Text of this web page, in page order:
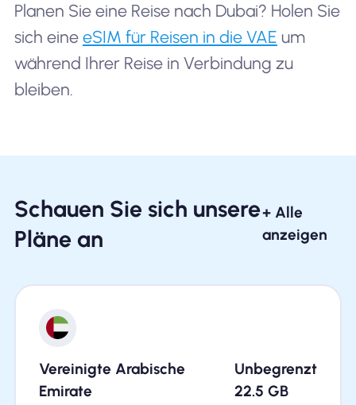
Planen Sie eine Reise nach Dubai? Holen Sie
sich eine eSIM für Reisen in die VAE um
während Ihrer Reise in Verbindung zu
bleiben.
Schauen Sie sich unsere
Pläne an
+ Alle
anzeigen
Vereinigte Arabische
Emirate
Unbegrenzt
22.5 GB